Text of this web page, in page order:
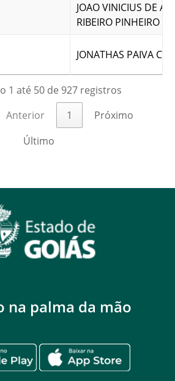
JOAO VINICIUS DE
RIBEIRO PINHEIRO
JONATHAS PAIVA
1 até 50 de 927 registros
Anterior 1
Próximo
Último
na palma da mão